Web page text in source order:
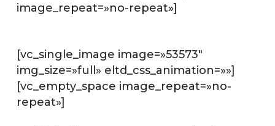
image_repeat=»no-repeat»]
[vc_single_image image=»53573″
img_size=»full» eltd_css_animation=»»]
[vc_empty_space image_repeat=»no-
repeat»]